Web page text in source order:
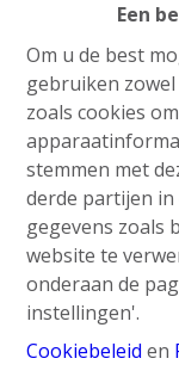
Een
Om u de best
gebruiken
zoals cookies
stemmen met
derde partijen
gegevens zoals
website te
onderaan de
instellingen'.
Cookiebeleid en
3 1
1